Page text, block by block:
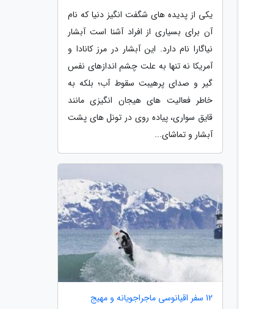
یکی از پدیده های شگفت انگیز دنیا که نام
آن برای بسیاری از افراد آشنا است آبشار
نیاگارا نام دارد. این آبشار در مرز کانادا و
آمریکا نه تنها به علت چشم اندازهای نفس
گیر و صدای پرهیبت سقوط آب؛ بلکه به
خاطر فعالیت های هیجان انگیزی مانند
قایق سواری، پیاده روی در تونل های پشت
آبشار و تماشای...
12 سفر اقیانوسی ماجراجویانه و مهیج